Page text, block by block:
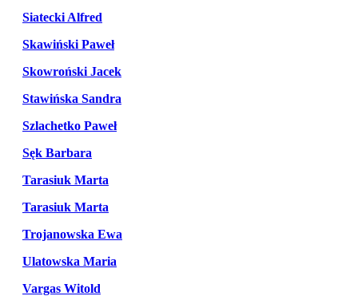
Siatecki Alfred
Skawiński Paweł
Skowroński Jacek
Stawińska Sandra
Szlachetko Paweł
Sęk Barbara
Tarasiuk Marta
Tarasiuk Marta
Trojanowska Ewa
Ulatowska Maria
Vargas Witold